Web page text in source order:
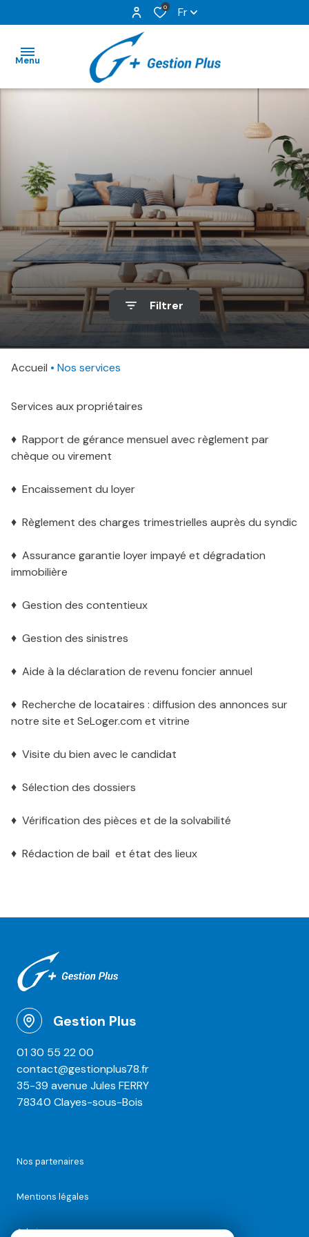
0 Fr
Menu
BIENS EN
LOCATION
GESTION
LOCATIVE
NOS
SERVICES
AVIS
CLIENTS
CONTACT
Filtrer
Accueil Nos services
Services aux propriétaires
♦ Rapport de gérance mensuel avec règlement par
chèque ou virement
♦ Encaissement du loyer
♦ Règlement des charges trimestrielles auprès du syndic
♦ Assurance garantie loyer impayé et dégradation
immobilière
♦ Gestion des contentieux
♦ Gestion des sinistres
♦ Aide à la déclaration de revenu foncier annuel
♦ Recherche de locataires : diffusion des annonces sur
notre site et SeLoger.com et vitrine
♦ Visite du bien avec le candidat
♦ Sélection des dossiers
♦ Vérification des pièces et de la solvabilité
♦ Rédaction de bail et état des lieux
Gestion Plus
01 30 55 22 00
contact@gestionplus78.fr
35-39 avenue Jules FERRY
78340 Clayes-sous-Bois
Nos partenaires
Mentions légales
Admin